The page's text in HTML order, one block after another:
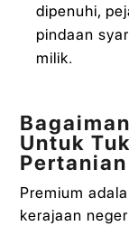
dipenuhi,
pindaan
milik.
Untuk
Premium
kerajaan